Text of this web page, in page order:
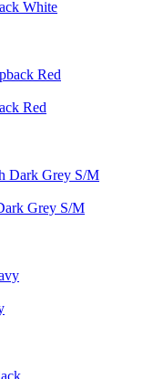
White
Red
Grey S/M